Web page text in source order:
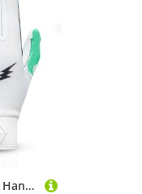
American Football Gloves Handschuhe Fußball Empfangshandschuhe für Jugendliche Upgrade Atmungsaktive Flexible Empfangshandschuhe Geschenk für Kinder Jungen Mädchen (Weiß, L)